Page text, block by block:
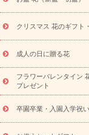
お供え プリザーブド
盆・初盆）
その他
ビジネス用
ご
ドフラワー
スタ
ンド花
お祝い
ディ胡蝶蘭・お祝い
観葉植物
観葉
お祝い
お供え・お
プチギフト（
キューピットのeGfit
クリスマス 花のギフト
成人の日に贈る花
フラワーバレンタイン
プレゼント
卒園卒業・入園入学祝